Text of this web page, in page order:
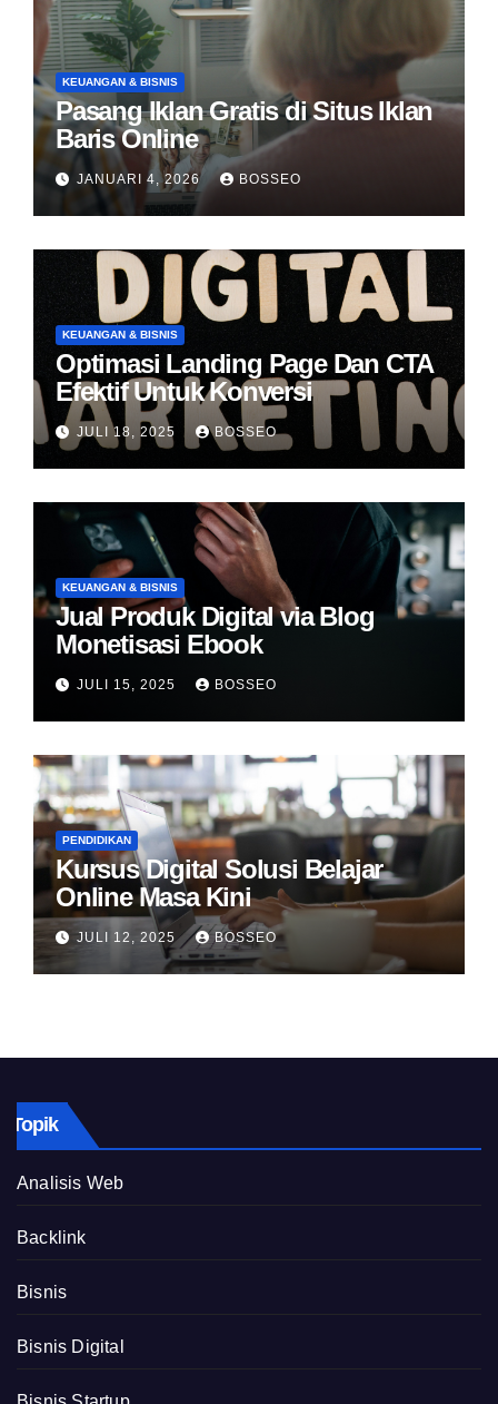
KEUANGAN & BISNIS
Pasang Iklan Gratis di Situs Iklan
Baris Online
JANUARI 4, 2026 BOSSEO
KEUANGAN & BISNIS
Optimasi Landing Page Dan CTA
Efektif Untuk Konversi
JULI 18, 2025 BOSSEO
KEUANGAN & BISNIS
Jual Produk Digital via Blog
Monetisasi Ebook
JULI 15, 2025 BOSSEO
PENDIDIKAN
Kursus Digital Solusi Belajar
Online Masa Kini
JULI 12, 2025 BOSSEO
Topik
Analisis Web
Backlink
Bisnis
Bisnis Digital